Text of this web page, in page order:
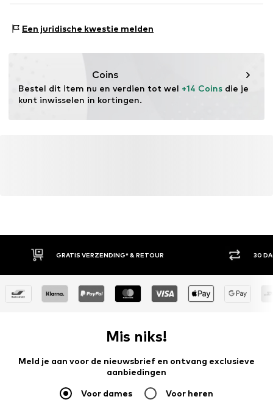
3542AD Utecht
Een juridische kwestie melden
Coins
Bestel dit item nu en verdien tot wel +14 Coins die je
kunt inwisselen in kortingen.
GRATIS VERZENDING* & RETOUR 30
Mis niks!
Meld je aan voor de nieuwsbrief en ontvang exclusieve
aanbiedingen
Voor dames Voor heren